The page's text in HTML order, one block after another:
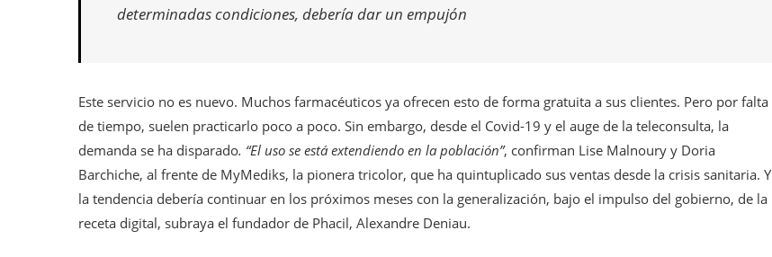
determinadas condiciones, debería dar un empujón
Este servicio no es nuevo. Muchos farmacéuticos ya ofrecen esto de forma gratuita a sus clientes. Pero por falta
de tiempo, suelen practicarlo poco a poco. Sin embargo, desde el Covid-19 y el auge de la teleconsulta, la
demanda se ha disparado. “El uso se está extendiendo en la población”, confirman Lise Malnoury y Doria
Barchiche, al frente de MyMediks, la pionera tricolor, que ha quintuplicado sus ventas desde la crisis sanitaria. Y
la tendencia debería continuar en los próximos meses con la generalización, bajo el impulso del gobierno, de la
receta digital, subraya el fundador de Phacil, Alexandre Deniau.